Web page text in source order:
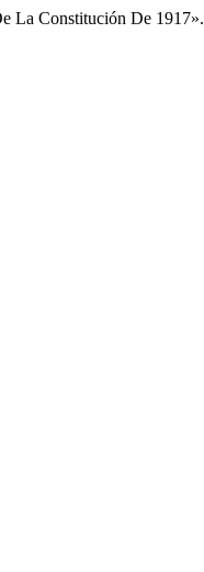
La Constitución De 1917».